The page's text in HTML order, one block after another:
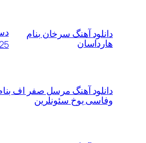
دانلود آهنگ سرخان بنام
هارداسان
2025
دانلود آهنگ مرسل صفر اف بنام
وفاسی یوخ سئونلرین